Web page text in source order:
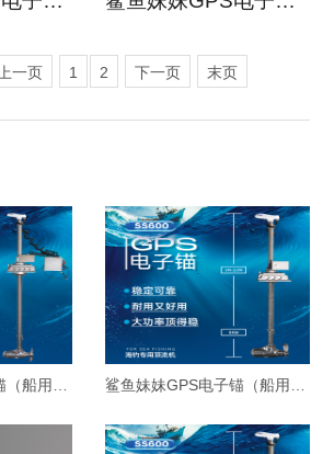
上一页 1 2 下一页 末页